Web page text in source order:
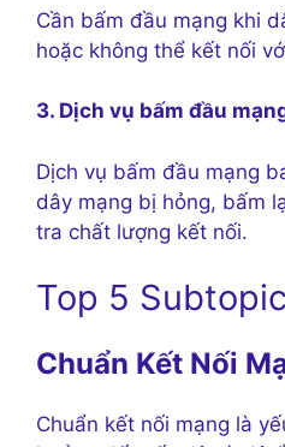
Cần bấm đầu mạng khi
hoặc không thể kết nối
3. Dịch vụ bấm đầu
Dịch vụ bấm đầu mạng
dây mạng bị hỏng, bấm
tra chất lượng kết nối.
Top 5 Subtopic
Chuẩn Kết Nối
Chuẩn kết nối mạng là